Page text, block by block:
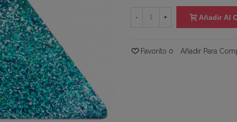
- + Añadir Al
Favorito 0 Añadir Para